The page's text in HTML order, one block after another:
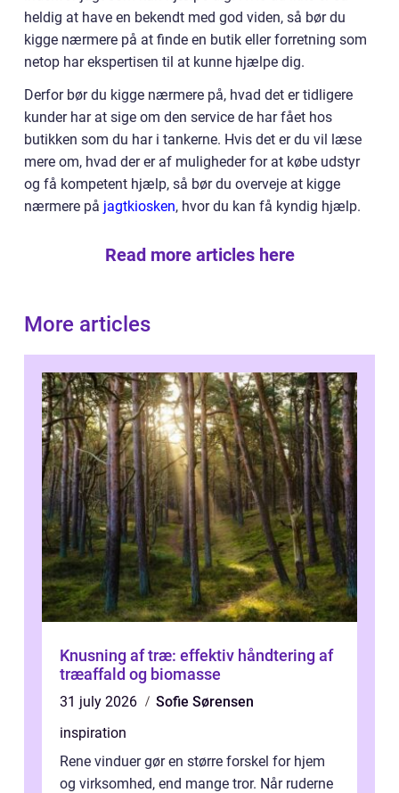
heldig at have en bekendt med god viden, så bør du
kigge nærmere på at finde en butik eller forretning som
netop har ekspertisen til at kunne hjælpe dig.
Derfor bør du kigge nærmere på, hvad det er tidligere
kunder har at sige om den service de har fået hos
butikken som du har i tankerne. Hvis det er du vil læse
mere om, hvad der er af muligheder for at købe udstyr
og få kompetent hjælp, så bør du overveje at kigge
nærmere på jagtkiosken, hvor du kan få kyndig hjælp.
Read more articles here
More articles
Knusning af træ: effektiv håndtering af
træaffald og biomasse
31 july 2026
Sofie Sørensen
inspiration
Rene vinduer gør en større forskel for hjem
og virksomhed, end mange tror. Når ruderne